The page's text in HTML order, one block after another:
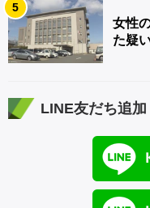
5
女性
た疑
LINE友だち追加